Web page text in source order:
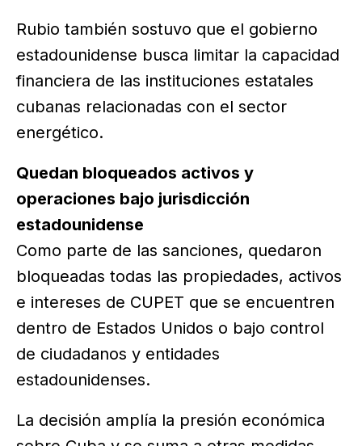
Rubio también sostuvo que el gobierno
estadounidense busca limitar la capacidad
financiera de las instituciones estatales
cubanas relacionadas con el sector
energético.
Quedan bloqueados activos y
operaciones bajo jurisdicción
estadounidense
Como parte de las sanciones, quedaron
bloqueadas todas las propiedades, activos
e intereses de CUPET que se encuentren
dentro de Estados Unidos o bajo control
de ciudadanos y entidades
estadounidenses.
La decisión amplía la presión económica